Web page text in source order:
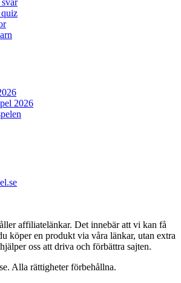
2026
affiliatelänkar. Det innebär att vi kan få
köper en produkt via våra länkar, utan extra
oss att driva och förbättra sajten.
Alla rättigheter förbehållna.